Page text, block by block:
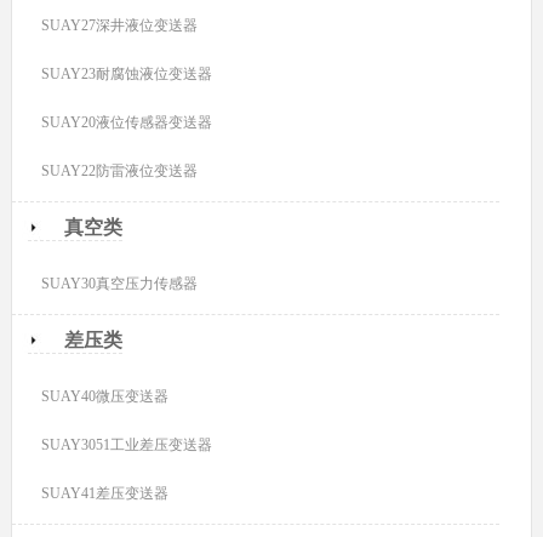
SUAY27深井液位变送器
SUAY23耐腐蚀液位变送器
SUAY20液位传感器变送器
SUAY22防雷液位变送器
真空类
SUAY30真空压力传感器
差压类
SUAY40微压变送器
SUAY3051工业差压变送器
SUAY41差压变送器